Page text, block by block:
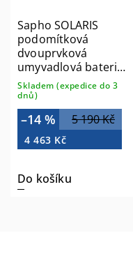
Sapho SOLARIS
podomítková
dvouprvková
umyvadlová baterie,
černá mat WD008B
Skladem (expedice do 3
dnů)
5 190 Kč
–14 %
4 463 Kč
Do košíku